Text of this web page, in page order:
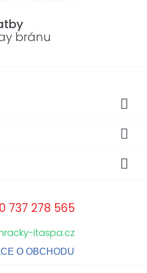
bránu



737 278 565
itaspa.cz
O OBCHODU